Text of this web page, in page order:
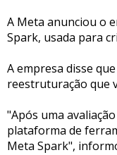
A Meta anunciou o
Spark, usada para
A empresa disse
reestruturação que
"Após uma
plataforma de
Meta Spark",